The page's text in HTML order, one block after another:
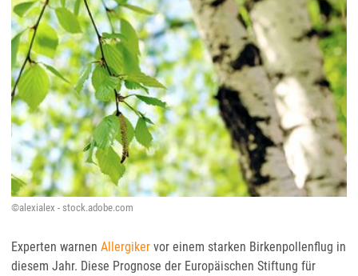
©alexialex - stock.adobe.com
Experten warnen Allergikervor einem starken Birkenpollenflug in
diesem Jahr. Diese Prognose der Europäischen Stiftung für